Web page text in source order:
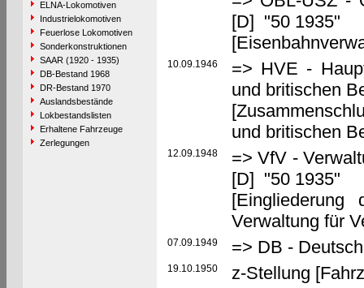
ELNA-Lokomotiven
Industrielokomotiven
Feuerlose Lokomotiven
Sonderkonstruktionen
SAAR (1920 - 1935)
DB-Bestand 1968
DR-Bestand 1970
Auslandsbestände
Lokbestandslisten
Erhaltene Fahrzeuge
Zerlegungen
[D] "50 1935"
10.09.1946
=> HVE -
und britischen
und britischen
12.09.1948
=> VfV -
[D] "50 1935"
Verwaltung für
07.09.1949 => DB -
19.10.1950 z-Stellung